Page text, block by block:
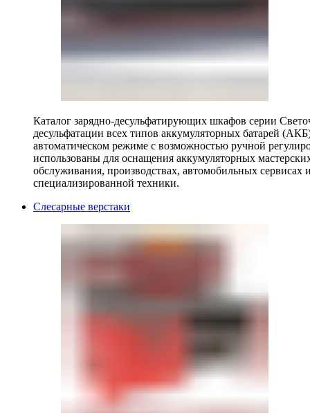
Каталог зарядно-десульфатирующих шкафов серии
десульфатации всех типов аккумуляторных батарей
автоматическом режиме с возможностью ручной
использованы для оснащения аккумуляторных
обслуживания, производствах, автомобильных
специализированной техники.
Слесарные верстаки